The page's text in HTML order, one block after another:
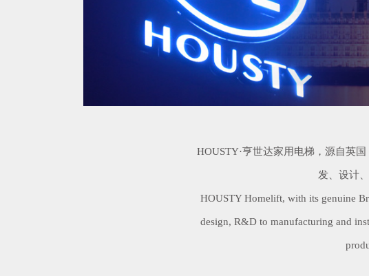
HOUSTY·亨世达家用电梯，源自英
发、设计
HOUSTY Homelift, with its genuine
design, R&D to manufacturing and